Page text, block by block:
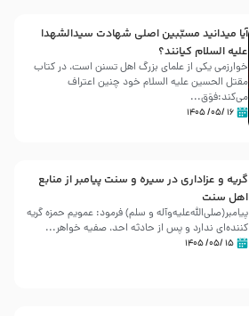
آیا میدانید مسبّبین اصلی شهادت سیدالشهدا
علیه ‌السلام کیانند؟
خوارزمی یکی از علمای بزرگ اهل تسنن است، در کتاب
مقتل الحسین علیه ‌السلام خود چنین اعتراف
می‌کند:فوَق...
۱۶ /۰۵/ ۱۴۰۵
گریه و عزاداری در سیره و سنت پیامبر از منابع
اهل سنت
پیامبر(صلی‌الله‌علیه‌وآله و سلم) فرمود: عمویم حمزه گریه
کننده‌ای ندارد و پس از حادثه احد، صفیه خواهر...
۱۵ /۰۵/ ۱۴۰۵